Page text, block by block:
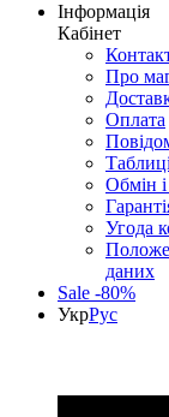
Інформація
Кабінет
Про
Оплата
Обмін
Угода
даних
Sale -80%
УкрРус